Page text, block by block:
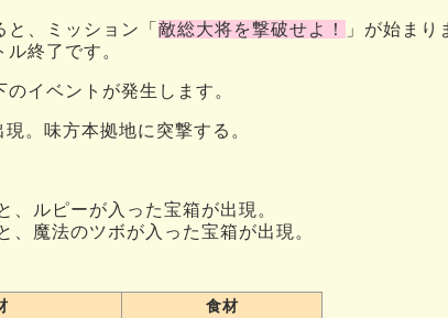
、ミッション「 敵総大将を撃破せよ！
」が始まり
終了です。
イベントが発生します。
。味方本拠地に突撃する。
、ルピーが入った宝箱が出現。
、魔法のツボが入った宝箱が出現。
食材